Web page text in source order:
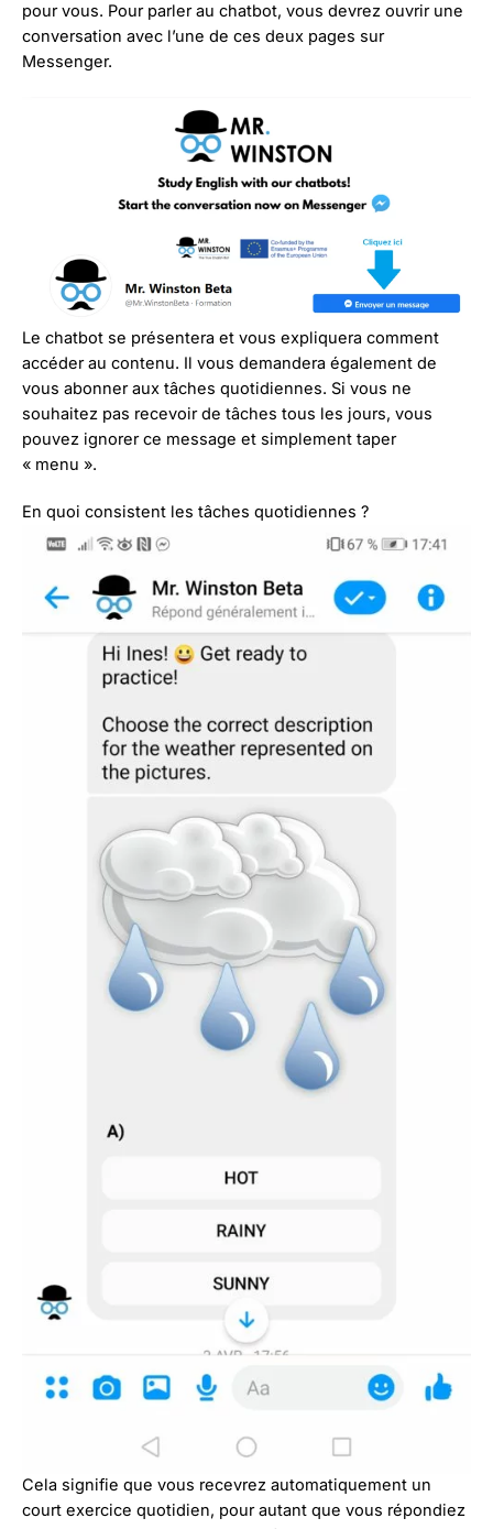
pour vous. Pour parler au chatbot, vous devrez ouvrir une
conversation avec l’une de ces deux pages sur
Messenger.
Le chatbot se présentera et vous expliquera comment
accéder au contenu. Il vous demandera également de
vous abonner aux tâches quotidiennes. Si vous ne
souhaitez pas recevoir de tâches tous les jours, vous
pouvez ignorer ce message et simplement taper
« menu ».
En quoi consistent les tâches quotidiennes ?
Cela signifie que vous recevrez automatiquement un
court exercice quotidien, pour autant que vous répondiez